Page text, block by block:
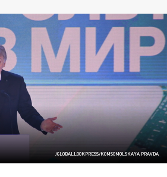
/GLOBALLOOKPRESS/KOMSOMOLSKAYA PRAVDA